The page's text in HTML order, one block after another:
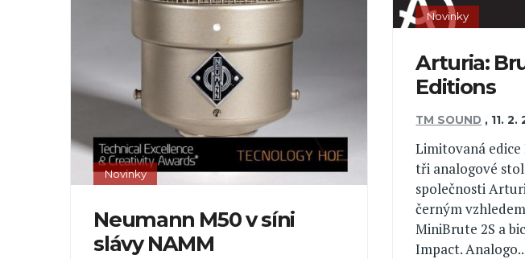
Novinky
Neumann M50 v síni
slávy NAMM
Novinky
Arturia:
Editions
TM SOUND , 11. 2.
Limitovaná
tři analogové
společnosti
černým
MiniBrute 2S a
Impact.